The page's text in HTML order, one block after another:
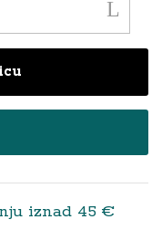
iznad 45 €